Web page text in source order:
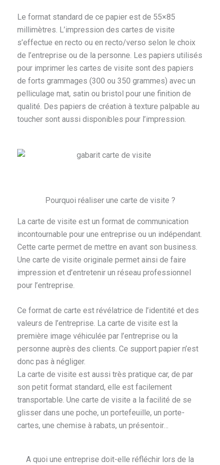
Le format standard de ce papier est de 55×85
millimètres. L’impression des cartes de visite
s’effectue en recto ou en recto/verso selon le choix
de l’entreprise ou de la personne. Les papiers utilisés
pour imprimer les cartes de visite sont des papiers
de forts grammages (300 ou 350 grammes) avec un
pelliculage mat, satin ou bristol pour une finition de
qualité. Des papiers de création à texture palpable au
toucher sont aussi disponibles pour l’impression.
Pourquoi réaliser une carte de visite ?
La carte de visite est un format de communication
incontournable pour une entreprise ou un indépendant.
Cette carte permet de mettre en avant son business.
Une carte de visite originale permet ainsi de faire
impression et d’entretenir un réseau professionnel
pour l’entreprise.
Ce format de carte est révélatrice de l’identité et des
valeurs de l’entreprise. La carte de visite est la
première image véhiculée par l’entreprise ou la
personne auprès des clients. Ce support papier n’est
donc pas à négliger.
La carte de visite est aussi très pratique car, de par
son petit format standard, elle est facilement
transportable. Une carte de visite a la facilité de se
glisser dans une poche, un portefeuille, un porte-
cartes, une chemise à rabats, un présentoir…
A quoi une entreprise doit-elle réfléchir lors de la